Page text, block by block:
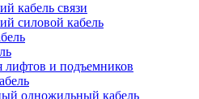
кабель связи
силовой кабель
лифтов и подъемников
одножильный кабель